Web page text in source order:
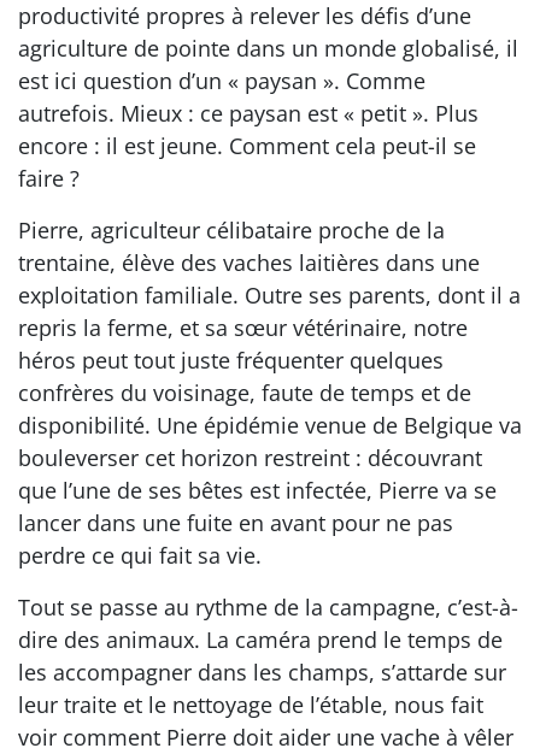
productivité propres à relever les défis d’une
agriculture de pointe dans un monde globalisé, il
est ici question d’un « paysan ». Comme
autrefois. Mieux : ce paysan est « petit ». Plus
encore : il est jeune. Comment cela peut-il se
faire ?
Pierre, agriculteur célibataire proche de la
trentaine, élève des vaches laitières dans une
exploitation familiale. Outre ses parents, dont il a
repris la ferme, et sa sœur vétérinaire, notre
héros peut tout juste fréquenter quelques
confrères du voisinage, faute de temps et de
disponibilité. Une épidémie venue de Belgique va
bouleverser cet horizon restreint : découvrant
que l’une de ses bêtes est infectée, Pierre va se
lancer dans une fuite en avant pour ne pas
perdre ce qui fait sa vie.
Tout se passe au rythme de la campagne, c’est-à-
dire des animaux. La caméra prend le temps de
les accompagner dans les champs, s’attarde sur
leur traite et le nettoyage de l’étable, nous fait
voir comment Pierre doit aider une vache à vêler